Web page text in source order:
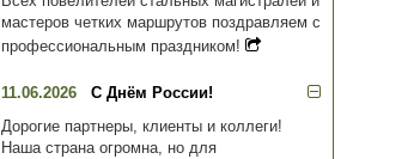
мастеров четких маршрутов поздравляем с
профессиональным праздником!
11.06.2026
С Днём России!
Дорогие партнеры, клиенты и коллеги!
Наша страна огромна, но для